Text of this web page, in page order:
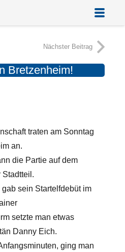
Nächster Beitrag
Bretzenheim!
traten am Sonntag
an.
die Partie auf dem
Stadtteil.
sein Startelfdebüt im
setzte man etwas
Danny Eich.
ging man